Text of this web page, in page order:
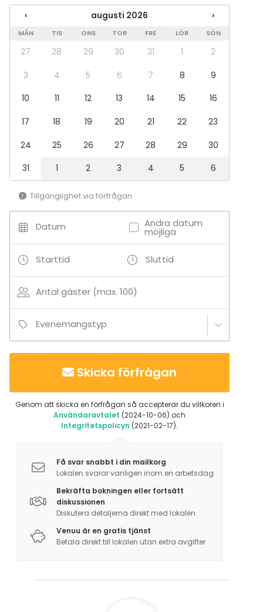
‹ augusti 2026 ›
MÅN TIS ONS TOR FRE LÖR SÖN
27 28 29 30 31 1
2
3
4 5 6 7 8
9
10
11 12 13 14 15
16
17
18 19 20 21 22
23
24
25 26 27 28 29
30
31
1 2 3 4 5 6
Tillgänglighet via förfrågan
Datum Andra datum
möjliga
Starttid Sluttid
Antal gäster (max. 100)
Evenemangstyp
Skicka förfrågan
Genom att skicka en förfrågan så accepterar du villkoren i
Användaravtalet (2024-10-06) och
Integritetspolicyn (2021-02-17).
Få svar snabbt i din mailkorg
Lokalen svarar vanligen inom en arbetsdag
Bekräfta bokningen eller fortsätt
diskussionen
Diskutera detaljerna direkt med lokalen
Venuu är en gratis tjänst
Betala direkt till lokalen utan extra avgifter